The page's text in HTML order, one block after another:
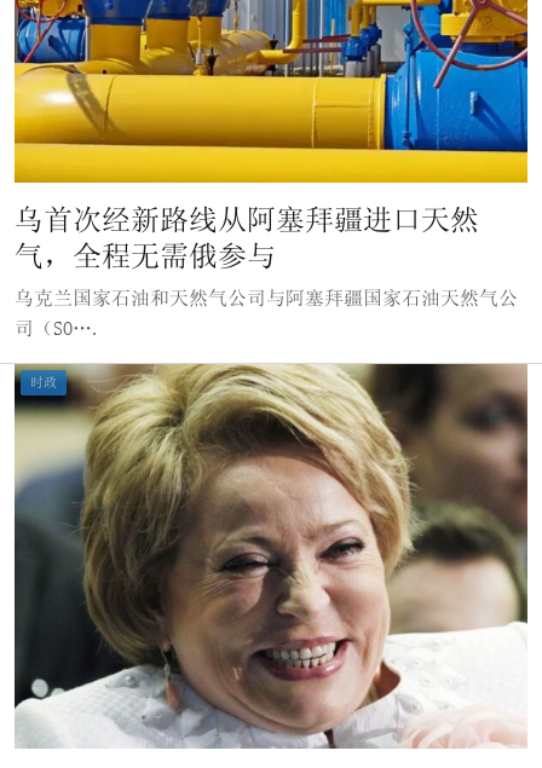
乌首次经新路线从阿塞拜疆进口天然
气，全程无需俄参与
乌克兰国家石油和天然气公司与阿塞拜疆国家石油天然气公
司（SO….
时政